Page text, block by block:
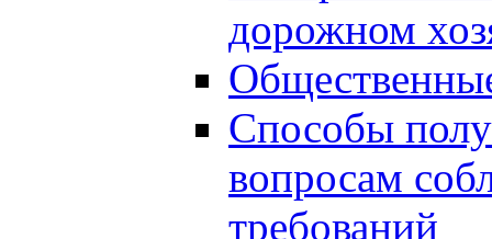
дорожном
Способы
вопросам
требований